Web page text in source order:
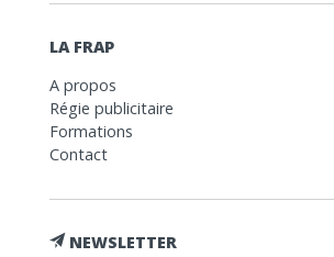
LA FRAP
A propos
Régie publicitaire
Formations
Contact
NEWSLETTER